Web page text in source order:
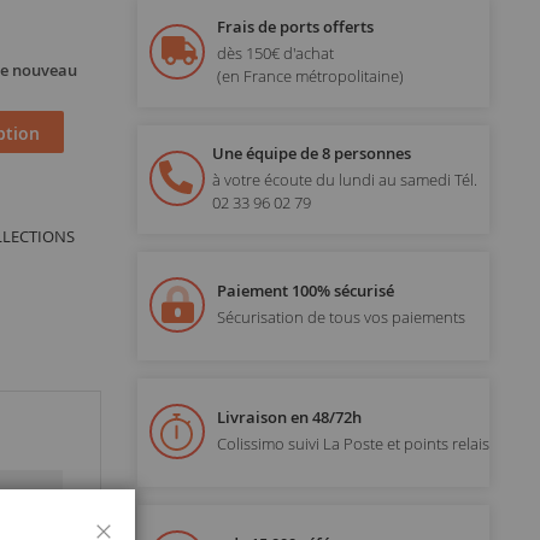
nouveau
Frais de ports offerts
dès 150€ d'achat
(en France métropolitaine)
Une équipe de 8 personnes
à votre écoute du lundi au samedi Tél.
02 33 96 02 79
Paiement 100% sécurisé
Sécurisation de tous vos paiements
Livraison en 48/72h
Colissimo suivi La Poste et points relais